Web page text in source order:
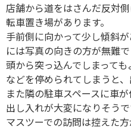
店舗から道をはさんだ反対
転車置き場があります。
手前側に向かって少し傾斜
には写真の向きの方が無難で
頭から突っ込んでしまって
などを停められてしまうと、
また隣の駐車スペースに車
出し入れが大変になりそうで
マスツーでの訪問は控えた